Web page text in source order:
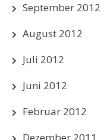
September 2012
August 2012
Juli 2012
Juni 2012
Februar 2012